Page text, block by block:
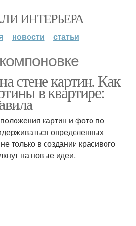
ИНТЕРЬЕРА
новости статьи
стене картин. Как
в квартире:
картин и фото по
определенных
только в создании красивого
на новые идеи.